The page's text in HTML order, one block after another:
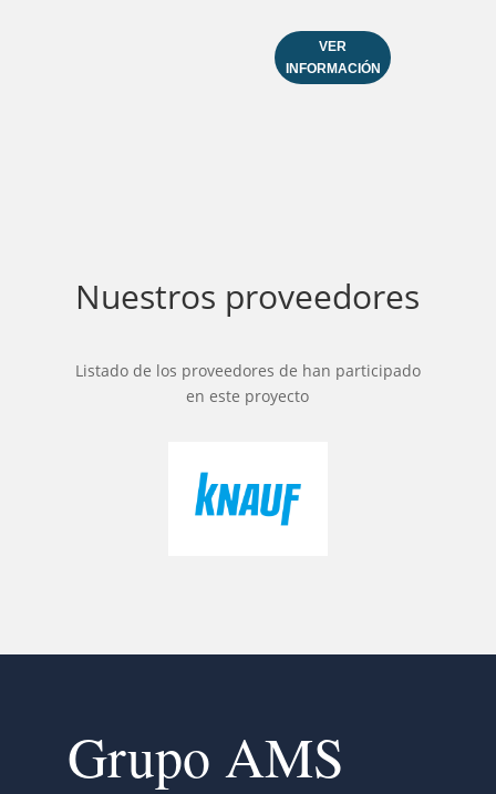
VER
INFORMACIÓN
Nuestros proveedores
Listado de los proveedores de han participado
en este proyecto
Grupo AMS